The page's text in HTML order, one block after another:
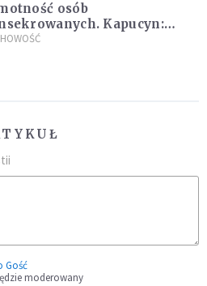
osób
Kapucyn:
w pojedynkę rzadko jest
Gość
moderowany